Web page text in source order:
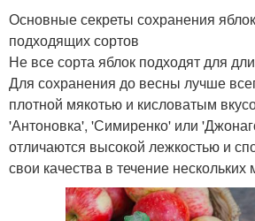
Основные секреты сохранения
подходящих сортов
Не все сорта яблок подходят для
Для сохранения до весны лучше
плотной мякотью и кисловатым
'Антоновка', 'Симиренко' или
отличаются высокой лежкостью и
свои качества в течение нескольких